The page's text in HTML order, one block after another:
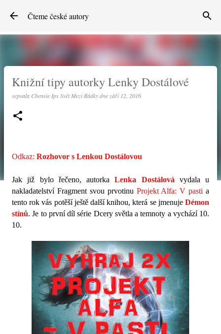
Přeskočit na hlavní obsah
Čteme české autory
Knižní tipy autorky Lenky Dostálové
sepsala Chensie Ips Svět Mezi Řádkydne září 12, 2016
Odkaz: Rozhovor s Lenkou Dostálovou
Jak již bylo řečeno, autorkaLenka Dostálová vydala u
nakladatelství Fragment svou prvotinu Projekt Alfa: V pasti a
tento rok vás potěší ještě další knihou, která se jmenuje Démon
stínů. Je to první díl série Dcery světla a temnoty a vychází 10.
10.